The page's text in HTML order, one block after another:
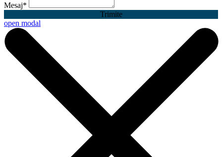
Mesaj*
Trimite
open modal